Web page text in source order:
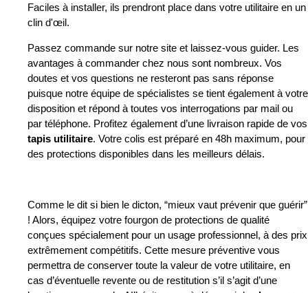
Faciles à installer, ils prendront place dans votre utilitaire en un
clin d'œil.
Passez commande sur notre site et laissez-vous guider. Les
avantages à commander chez nous sont nombreux. Vos
doutes et vos questions ne resteront pas sans réponse
puisque notre équipe de spécialistes se tient également à votre
disposition et répond à toutes vos interrogations par mail ou
par téléphone. Profitez également d’une livraison rapide de vos
tapis utilitaire. Votre colis est préparé en 48h maximum, pour
des protections disponibles dans les meilleurs délais.
Comme le dit si bien le dicton, “mieux vaut prévenir que guérir”
! Alors, équipez votre fourgon de protections de qualité
conçues spécialement pour un usage professionnel, à des prix
extrêmement compétitifs. Cette mesure préventive vous
permettra de conserver toute la valeur de votre utilitaire, en
cas d’éventuelle revente ou de restitution s’il s’agit d’une